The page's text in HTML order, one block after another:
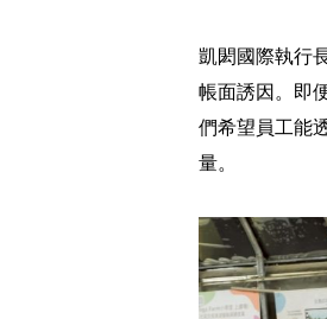
凱閎國際執行
帳面誘因。即
們希望員工能
量。